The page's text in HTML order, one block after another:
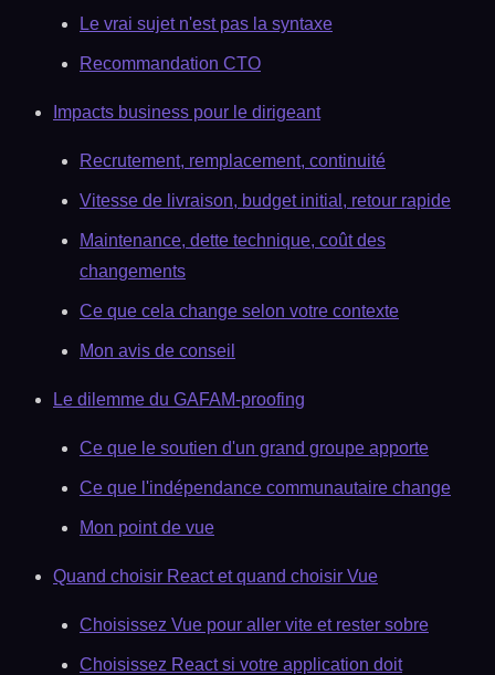
Le vrai sujet n'est pas la syntaxe
Recommandation CTO
Impacts business pour le dirigeant
Recrutement, remplacement, continuité
Vitesse de livraison, budget initial, retour rapide
Maintenance, dette technique, coût des
changements
Ce que cela change selon votre contexte
Mon avis de conseil
Le dilemme du GAFAM-proofing
Ce que le soutien d'un grand groupe apporte
Ce que l'indépendance communautaire change
Mon point de vue
Quand choisir React et quand choisir Vue
Choisissez Vue pour aller vite et rester sobre
Choisissez React si votre application doit